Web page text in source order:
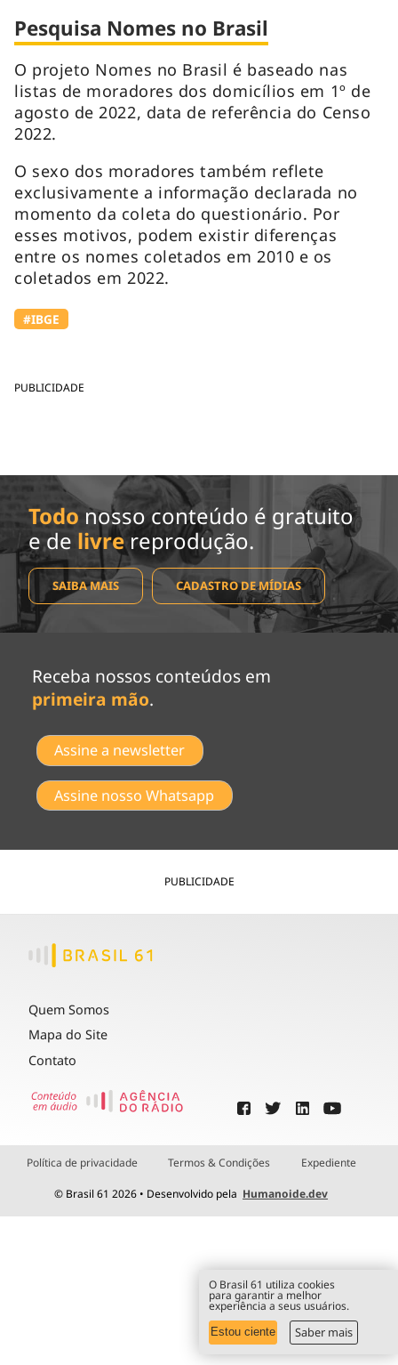
PUBLICIDADE
Pesquisa Nomes no Brasil
O projeto Nomes no Brasil é baseado nas
listas de moradores dos domicílios em 1º de
agosto de 2022, data de referência do Censo
2022.
O sexo dos moradores também reflete
exclusivamente a informação declarada no
momento da coleta do questionário. Por
esses motivos, podem existir diferenças
entre os nomes coletados em 2010 e os
coletados em 2022.
#IBGE
Todo nosso conteúdo é gratuito
e de livrereprodução.
SAIBA MAIS CADASTRO DE MÍDIAS
Receba nossos conteúdos em
primeira mão.
Assine a newsletter
Assine nosso Whatsapp
PUBLICIDADE
Quem Somos
Mapa do Site
Contato
Política de privacidade Termos & Condições Expediente
© Brasil 61 2026 • Desenvolvido pela Humanoide.dev
O Brasil 61 utiliza cookies
para garantir a melhor
experiência a seus usuários.
Estou ciente Saber mais